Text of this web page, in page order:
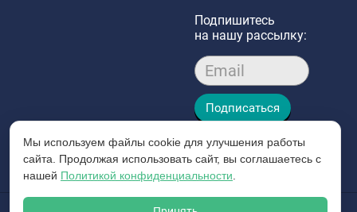
Подпишитесь
на нашу рассылку:
Email
Подписаться
Мы используем файлы cookie для улучшения работы
сайта. Продолжая использовать сайт, вы соглашаетесь с
нашей Политикой конфиденциальности